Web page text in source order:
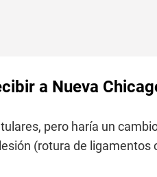
a Nueva
pero haría un
(rotura de ligamentos